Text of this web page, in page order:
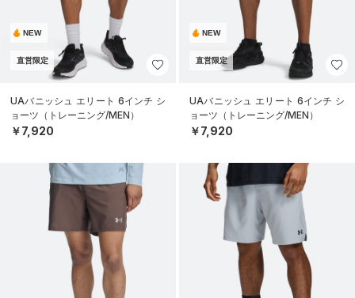
NEW
直営限定
UAバニッシュ エリート 6インチ シ
ョーツ（トレーニング/MEN）
￥7,920
NEW
直営限定
UAバニッシュ エリート 6インチ シ
ョーツ（トレーニング/MEN）
￥7,920